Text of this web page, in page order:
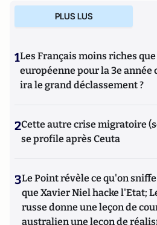
PLUS LUS
1Les Français moins riches
européenne pour la 3e année
ira le grand déclassement ?
2Cette autre crise migratoire
se profile après Ceuta
3Le Point révèle ce qu'on
que Xavier Niel hacke l'Etat;
russe donne une leçon de
australien une leçon de